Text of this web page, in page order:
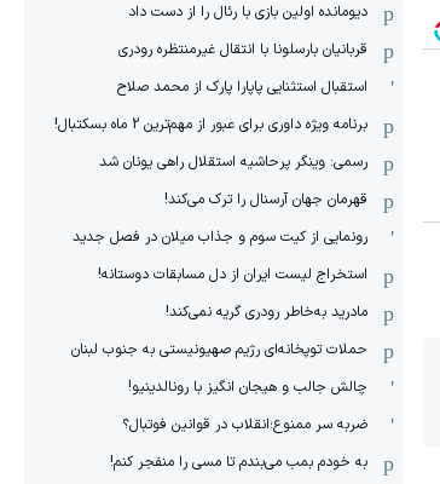
دیومانده اولین بازی با رئال را از دست داد
قربانیان بارسلونا با انتقال غیرمنتظره رودری
استقبال استثنایی پاپارا پارک از محمد صلاح
برنامه ویژه داوری برای عبور از مهم‌ترین 2 ماه بسکتبال!
رسمی: وینگر پرحاشیه استقلال راهی یونان شد
قهرمان جهان آرسنال را ترک می‌کند!
رونمایی از کیت سوم و جذاب میلان در فصل جدید
استخراج لیست ایران از دل مسابقات دوستانه!
مادرید به‌خاطر رودری گریه نمی‌کند!
حملات توپخانه‌ای رژیم صهیونیستی به جنوب لبنان
چالش جالب و هیجان انگیز با رونالدینیو!
ضربه سر ممنوع؛انقلاب در قوانین فوتبال؟
به خودم بمب می‌بندم تا مسی را منفجر کنم!